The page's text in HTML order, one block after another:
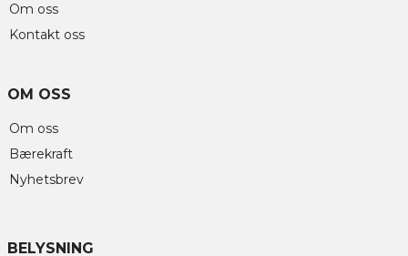
Om oss
Kontakt oss
OM OSS
Om oss
Bærekraft
Nyhetsbrev
BELYSNING